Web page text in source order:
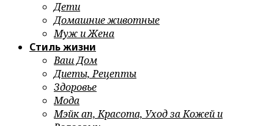
Дети
Домашние животные
Муж и Жена
Стиль жизни
Ваш Дом
Диеты, Рецепты
Здоровье
Мода
Мэйк ап, Красота, Уход за Кожей и